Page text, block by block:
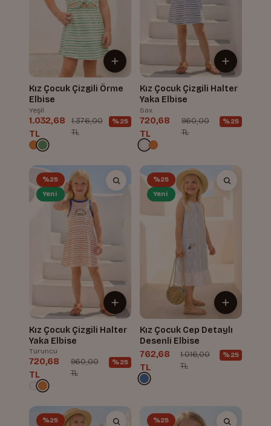
Kız Çocuk Çizgili Örme
Elbise
Yeşil
1.032,68
TL
1.376,00
TL
%25
Kız Çocuk Çizgili Halter
Yaka Elbise
Sax
720,68
TL
960,00
TL
%25
%25
Yeni
Kız Çocuk Çizgili Halter
Yaka Elbise
Turuncu
720,68
TL
960,00
TL
%25
%25
Yeni
Kız Çocuk Cep Detaylı
Desenli Elbise
762,68
TL
1.016,00
TL
%25
%25
%25